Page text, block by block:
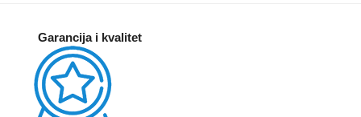
Garancija i kvalitet